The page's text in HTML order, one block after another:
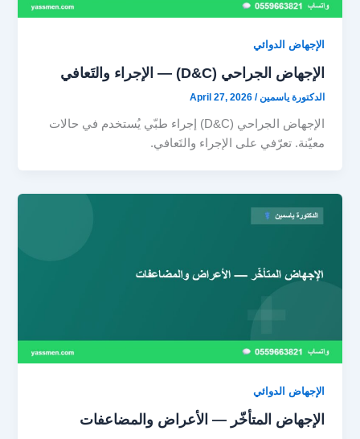
الإجهاض الدوائي
الإجهاض الجراحي (D&C) — الإجراء والتَعافي
الدكتورة ياسمين/
April 27, 2026
الإجهاض الجراحي (D&C) إجراء طبّي يُستخدم في حالات
معيّنة. تعرّفي على الإجراء والتَعافي.
الإجهاض الدوائي
الإجهاض المتأخّر — الأعراض والمضاعفات